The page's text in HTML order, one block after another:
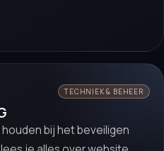
TECHNIEK & BEHEER
bij het beveiligen